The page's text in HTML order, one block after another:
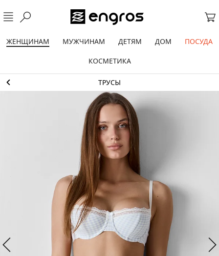
ЖЕНЩИНАМ МУЖЧИНАМ ДЕТЯМ ДОМ ПОСУДА
КОСМЕТИКА
ТРУСЫ